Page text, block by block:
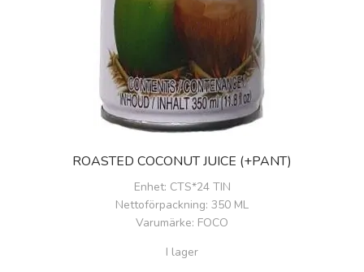
ROASTED COCONUT JUICE (+PANT)
Enhet: CTS*24 TIN
Nettoförpackning: 350 ML
Varumärke: FOCO
I lager